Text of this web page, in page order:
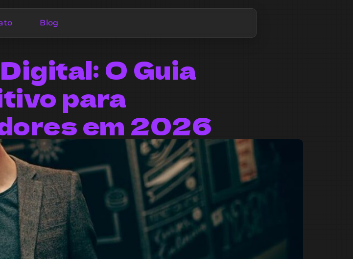
Blog
O Guia
para
em 2026